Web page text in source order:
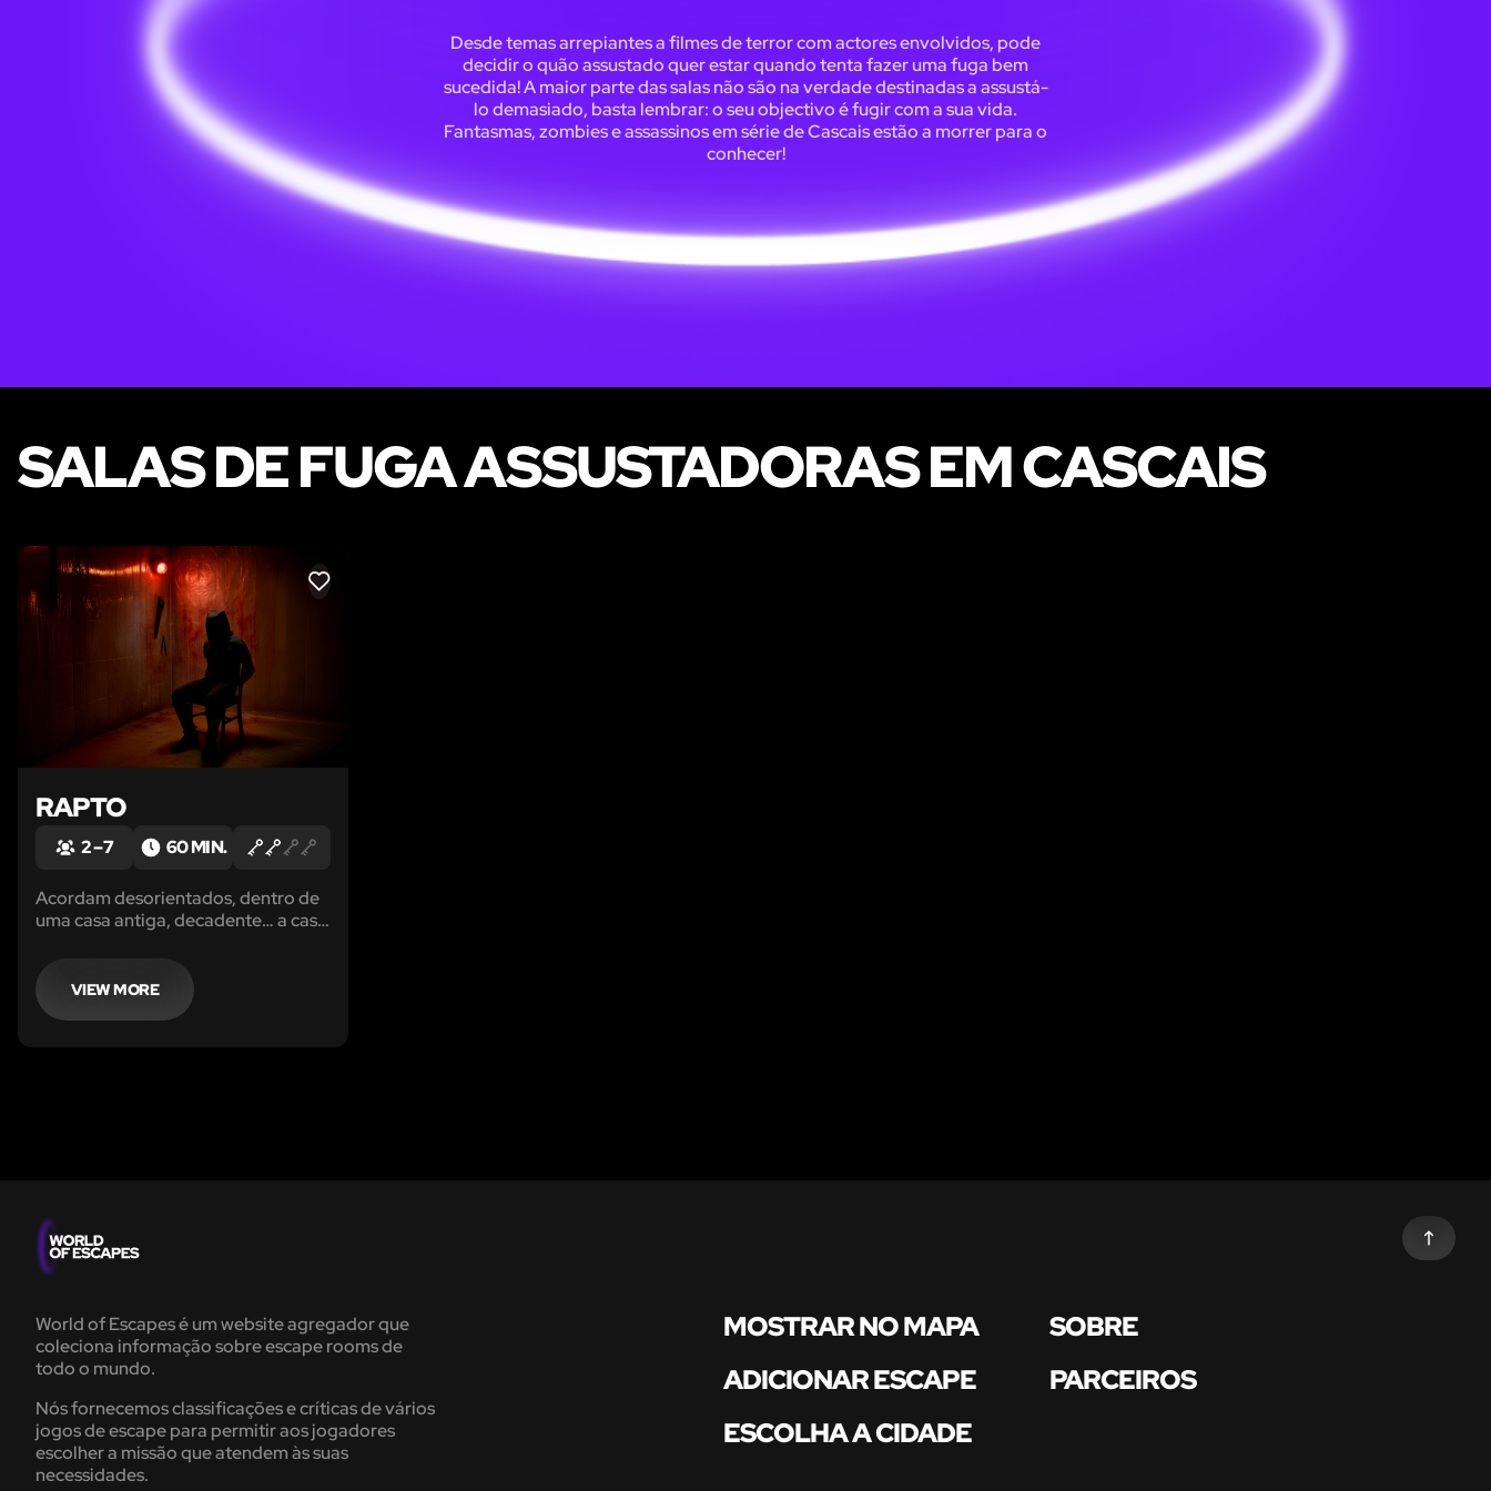
Desde temas arrepiantes a filmes de terror com actores envolvidos, pode
decidir o quão assustado quer estar quando tenta fazer uma fuga bem
sucedida! A maior parte das salas não são na verdade destinadas a assustá-
lo demasiado, basta lembrar: o seu objectivo é fugir com a sua vida.
Fantasmas, zombies e assassinos em série de Cascais estão a morrer para o
conhecer!
SALAS DE FUGA ASSUSTADORAS EM CASCAIS
LIKE
RAPTO
2 – 7 60 MIN.
Acordam desorientados, dentro de
uma casa antiga, decadente… a casa
cada mancha no chão conta a
história de quem já lá esteve - e não
saiu. O vosso capitão foi levado.
VIEW MORE
World of Escapes é um website agregador que
coleciona informação sobre escape rooms de
todo o mundo.
Nós fornecemos classificações e críticas de vários
jogos de escape para permitir aos jogadores
escolher a missão que atendem às suas
necessidades.
MOSTRAR NO MAPA
SOBRE
ADICIONAR ESCAPE
PARCEIROS
ESCOLHA A CIDADE